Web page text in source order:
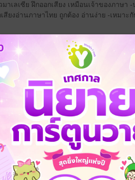
าเลเซีย ฝึกออกเสียง เหมือนเจ้าของภาษ
สียงอ่านภาษาไทย ถูกต้อง อ่านง่าย -เหมา
งเที่ยว ภาษาในชีวิตประจำวัน การอ่
นี้!
กพิมพ์ จะไม่มีขายโดย
ายโดยตรงเลยจ้ะ